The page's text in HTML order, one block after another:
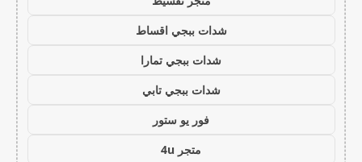
شدات ببجي اقساط
شدات ببجي تمارا
شدات ببجي تابي
فور يو ستور
متجر 4u